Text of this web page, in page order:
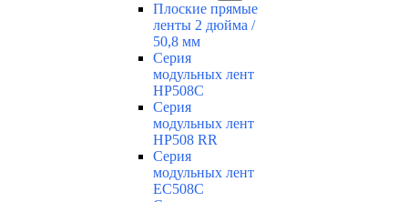
Плоские прямые
ленты 2 дюйма /
50,8 мм
Серия
модульных лент
HP508C
Серия
модульных лент
HP508 RR
Серия
модульных лент
EC508C